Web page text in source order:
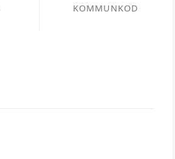
KOMMUNKOD